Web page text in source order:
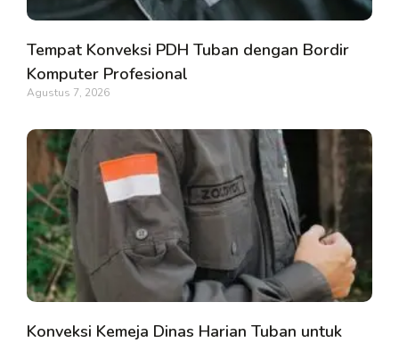
Tempat Konveksi PDH Tuban dengan Bordir
Komputer Profesional
Agustus 7, 2026
Konveksi Kemeja Dinas Harian Tuban untuk